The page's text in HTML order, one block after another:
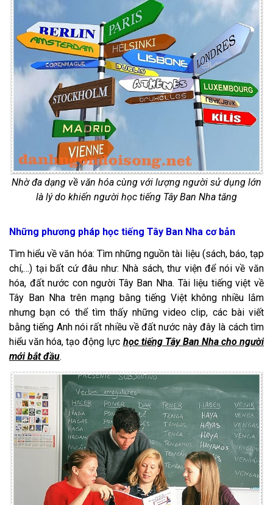
Nhờ đa dạng về văn hóa cùng với lượng người sử dụng lớn
là lý do khiến người học tiếng Tây Ban Nha tăng
Những phương pháp học tiếng Tây Ban Nha cơ bản
Tìm hiểu về văn hóa: Tìm những nguồn tài liệu (sách, báo, tạp
chí,…) tại bất cứ đâu như: Nhà sách, thư viện để nói về văn
hóa, đất nước con người Tây Ban Nha. Tài liệu tiếng việt về
Tây Ban Nha trên mạng bằng tiếng Việt không nhiều lắm
nhưng bạn có thể tìm thấy những video clip, các bài viết
bằng tiếng Anh nói rất nhiều về đất nước này đây là cách tìm
hiểu văn hóa, tạo động lực học tiếng Tây Ban Nha cho người
mới bắt đầu.